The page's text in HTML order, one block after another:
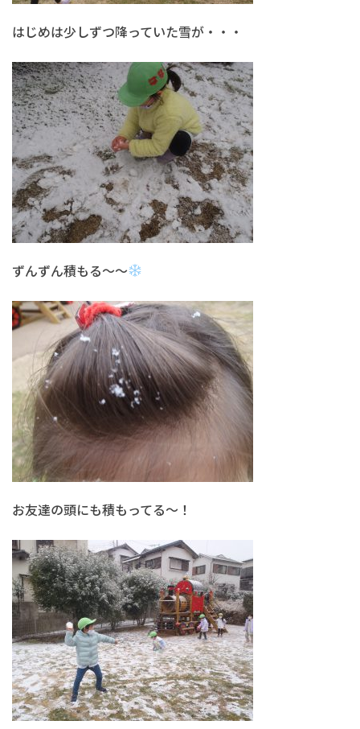
はじめは少しずつ降っていた雪が・・・
ずんずん積もる～～
お友達の頭にも積もってる～！